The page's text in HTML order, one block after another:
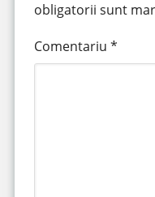
obligatorii sunt
Comentariu *